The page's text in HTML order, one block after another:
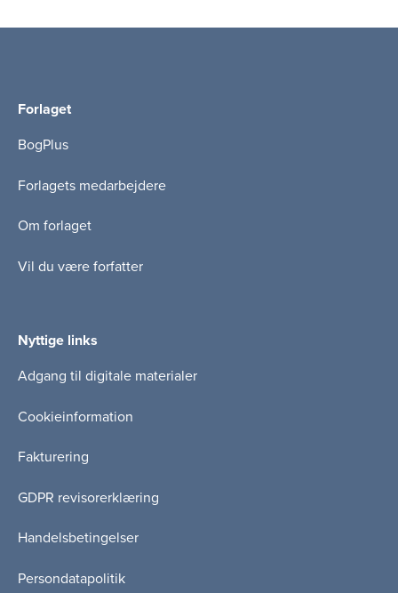
Forlaget
BogPlus
Forlagets medarbejdere
Om forlaget
Vil du være forfatter
Nyttige links
Adgang til digitale materialer
Cookieinformation
Fakturering
GDPR revisorerklæring
Handelsbetingelser
Persondatapolitik